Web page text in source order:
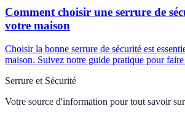
Comment choisir une serrure de
votre maison
Choisir la bonne serrure de sécurité est
maison. Suivez notre guide pratique pour
Serrure et Sécurité
Votre source d'information pour tout savoir sur